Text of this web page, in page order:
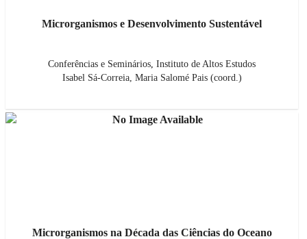
Microrganismos e Desenvolvimento Sustentável
Conferências e Seminários Instituto de Altos Estudos
Isabel Sá-Correia, Maria Salomé Pais (coord.)
Microrganismos na Década das Ciências do Oceano